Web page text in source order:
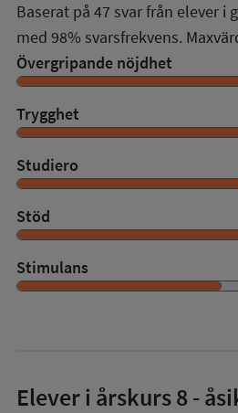
Baserat på 47 svar från elever i
med 98% svarsfrekvens.
Övergripande nöjdhet
Trygghet
Studiero
Stöd
Stimulans
Elever i årskurs 8-